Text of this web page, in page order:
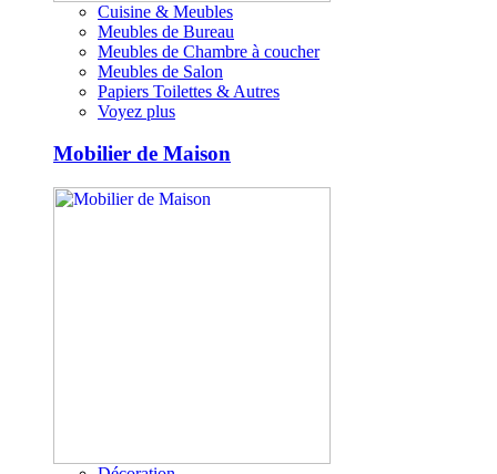
Cuisine & Meubles
Meubles de Bureau
Meubles de Chambre à coucher
Meubles de Salon
Papiers Toilettes & Autres
Voyez plus
Mobilier de Maison